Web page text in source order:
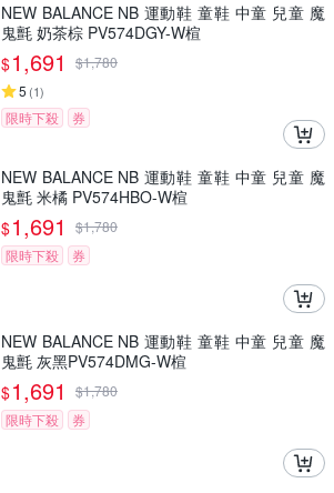
NEW BALANCE NB 運動鞋 童鞋 中童 兒童 魔
鬼氈 奶茶棕 PV574DGY-W楦
$1,691 $1,780
5 (1)
限時下殺 券
NEW BALANCE NB 運動鞋 童鞋 中童 兒童 魔
鬼氈 米橘 PV574HBO-W楦
$1,691 $1,780
限時下殺
券
NEW BALANCE NB 運動鞋 童鞋 中童 兒童 魔
鬼氈 灰黑PV574DMG-W楦
$1,691 $1,780
限時下殺
券